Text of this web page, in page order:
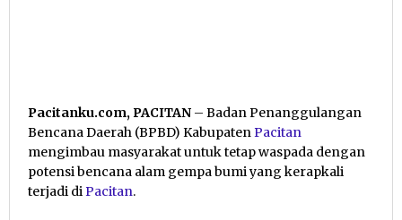
Pacitanku.com, PACITAN – Badan Penanggulangan
Bencana Daerah (BPBD) KabupatenPacitan
mengimbau masyarakat untuk tetap waspada dengan
potensi bencana alam gempa bumi yang kerapkali
terjadi diPacitan.